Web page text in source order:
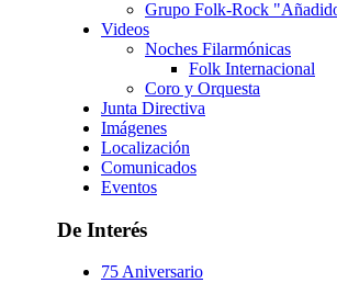
Grupo Folk-Rock
Videos
Noches Filarmónicas
Folk Internacional
Coro y Orquesta
Junta Directiva
Imágenes
Localización
Comunicados
Eventos
De Interés
75 Aniversario